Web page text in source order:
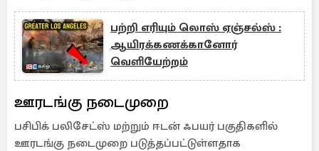
பற்றி எரியும் லொஸ் ஏஞ்சல்ஸ் :
ஆயிரக்கணக்கானோர்
வெளியேற்றம்
ஊரடங்கு நடைமுறை
பசிபிக் பலிசேட்ஸ் மற்றும் ஈடன் ஃபயர் பகுதிகளில்
ஊரடங்கு நடைமுறை படுத்தப்பட்டுள்ளதாக